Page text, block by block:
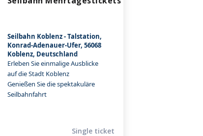
Seilbahn Koblenz - Talstation,
Konrad-Adenauer-Ufer, 56068
Koblenz, Deutschland
Erleben Sie einmalige Ausblicke
auf die Stadt Koblenz
Genießen Sie die spektakuläre
Seilbahnfahrt
Single ticket